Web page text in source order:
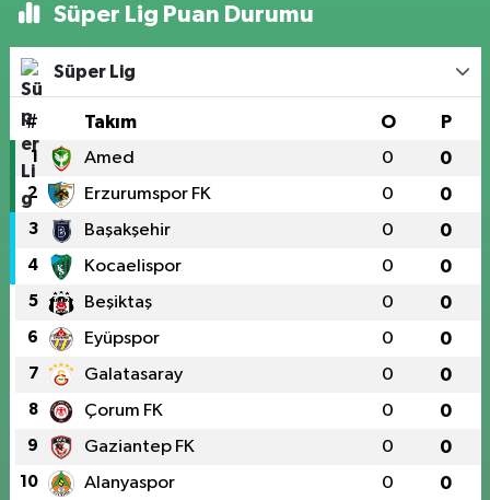
Süper Lig Puan Durumu
Süper Lig
# Takım O P
1 Amed 0 0
2 Erzurumspor FK 0 0
3 Başakşehir 0 0
4 Kocaelispor 0 0
5 Beşiktaş 0 0
6 Eyüpspor 0 0
7 Galatasaray 0 0
8 Çorum FK 0 0
9 Gaziantep FK 0 0
10 Alanyaspor 0 0